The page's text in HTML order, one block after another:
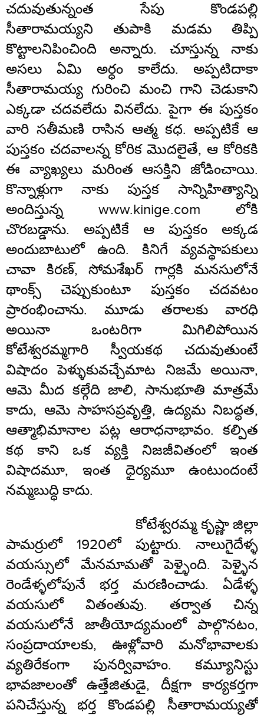
చదువుతున్నంత సేపు కొండపల్లి
సీతారామయ్యని తుపాకి మడమ తిప్పి
కొట్టాలనిపించింది అన్నారు. చూస్తున్న నాకు
అసలు ఏమి అర్ధం కాలేదు. అప్పటిదాకా
సీతారామయ్య గురించి మంచి గాని చెడుకాని
ఎక్కడా చదవలేదు వినలేదు. పైగా ఈ పుస్తకం
వారి సతీమణి రాసిన ఆత్మ కధ. అప్పటికే ఆ
పుస్తకం చదవాలన్న కోరిక మొదలైతే, ఆ కోరికకి
ఈ వ్యాఖ్యలు మరింత ఆసక్తిని జోడించాయి.
కొన్నాళ్లుగా నాకు పుస్తక సాన్నిహిత్యాన్ని
అందిస్తున్న www.kinige.com లోకి
చొరబడ్డాను. అప్పటికే ఆ పుస్తకం అక్కడ
అందుబాటులో ఉంది. కినిగే వ్యవస్థాపకులు
చావా కిరణ్, సోమశేఖర్ గార్లకి మనసులోనే
థాంక్స్ చెప్పుకుంటూ పుస్తకం చదవటం
ప్రారంభించాను. మూడు తరాలకు వారధి
అయినా ఒంటరిగా మిగిలిపోయిన
కోటేశ్వరమ్మగారి స్వీయకథ చదువుతుంటే
విషాదం పెళ్ళుకువచ్చేమాట నిజమే అయినా,
ఆమె మీద కల్గేది జాలి, సానుభూతి మాత్రమే
కాదు, ఆమె సాహసప్రవృత్తి, ఉద్యమ నిబద్ధత,
ఆత్మాభిమానాల పట్ల ఆరాధనాభావం. కల్పిత
కథ కాని ఒక వ్యక్తి నిజజీవితంలో ఇంత
విషాదమూ, ఇంత ధైర్యమూ ఉంటుందంటే
నమ్మబుద్ధి కాదు.
కోటేశ్వరమ్మ కృష్ణా జిల్లా
పామర్రులో 1920లో పుట్టారు. నాలుగైదేళ్ళ
వయస్సులో మేనమామతో పెళ్ళైంది. పెళ్ళైన
రెండేళ్ళలోపునే భర్త మరణించాడు. ఏడేళ్ళ
వయసులో వితంతువు. తర్వాత చిన్న
వయసులోనే జాతీయోద్యమంలో పాల్గొనటం,
సంప్రదాయాలకు, ఊళ్లోవారి మనోభావాలకు
వ్యతిరేకంగా పునర్వివాహం. కమ్యూనిస్టు
భావజాలంతో ఉత్తేజితుడై, దీక్షగా కార్యకర్తగా
పనిచేస్తున్న భర్త కొండపల్లి సీతారామయ్యతో